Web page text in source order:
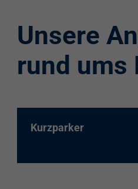
Unsere
rund ums
Kurzparker